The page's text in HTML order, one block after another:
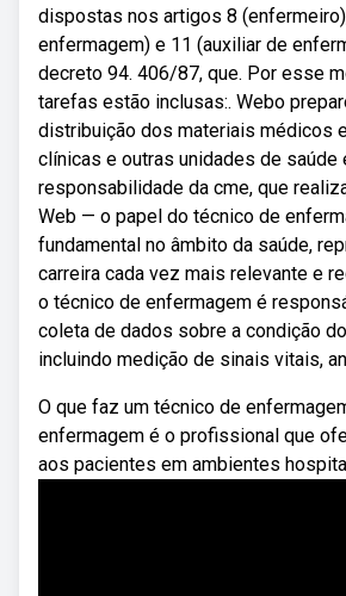
dispostas nos artigos 8
enfermagem) e 11 (auxiliar de
decreto 94. 406/87, que. Por esse
tarefas estão inclusas:. Webo
distribuição dos materiais médicos
clínicas e outras unidades de saúde
responsabilidade da cme, que
Web — o papel do técnico de
fundamental no âmbito da saúde,
carreira cada vez mais relevante e
o técnico de enfermagem é
coleta de dados sobre a condição
incluindo medição de sinais vitais,
O que faz um técnico de
enfermagem é o profissional que
aos pacientes em ambientes